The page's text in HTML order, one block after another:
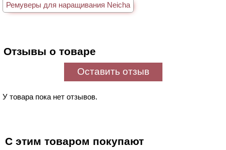
Ремуверы для наращивания Neicha
Отзывы о товаре
Оставить отзыв
У товара пока нет отзывов.
С этим товаром покупают